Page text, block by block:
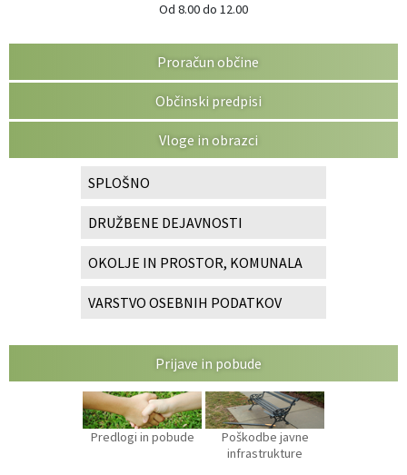
Od 8.00 do 12.00
Proračun občine
Občinski predpisi
Vloge in obrazci
SPLOŠNO
DRUŽBENE DEJAVNOSTI
OKOLJE IN PROSTOR, KOMUNALA
VARSTVO OSEBNIH PODATKOV
Prijave in pobude
Predlogi in pobude
Poškodbe javne
infrastrukture